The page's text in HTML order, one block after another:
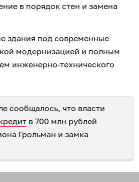
в порядок стен и замена
здания под современные
модернизацией и полным
инженерно-технического
сообщалось, что власти
в 700 млн рублей
Грольман и замка